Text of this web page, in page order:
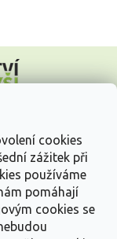
cookies
zážitek při
používáme
pomáhají
cookies se